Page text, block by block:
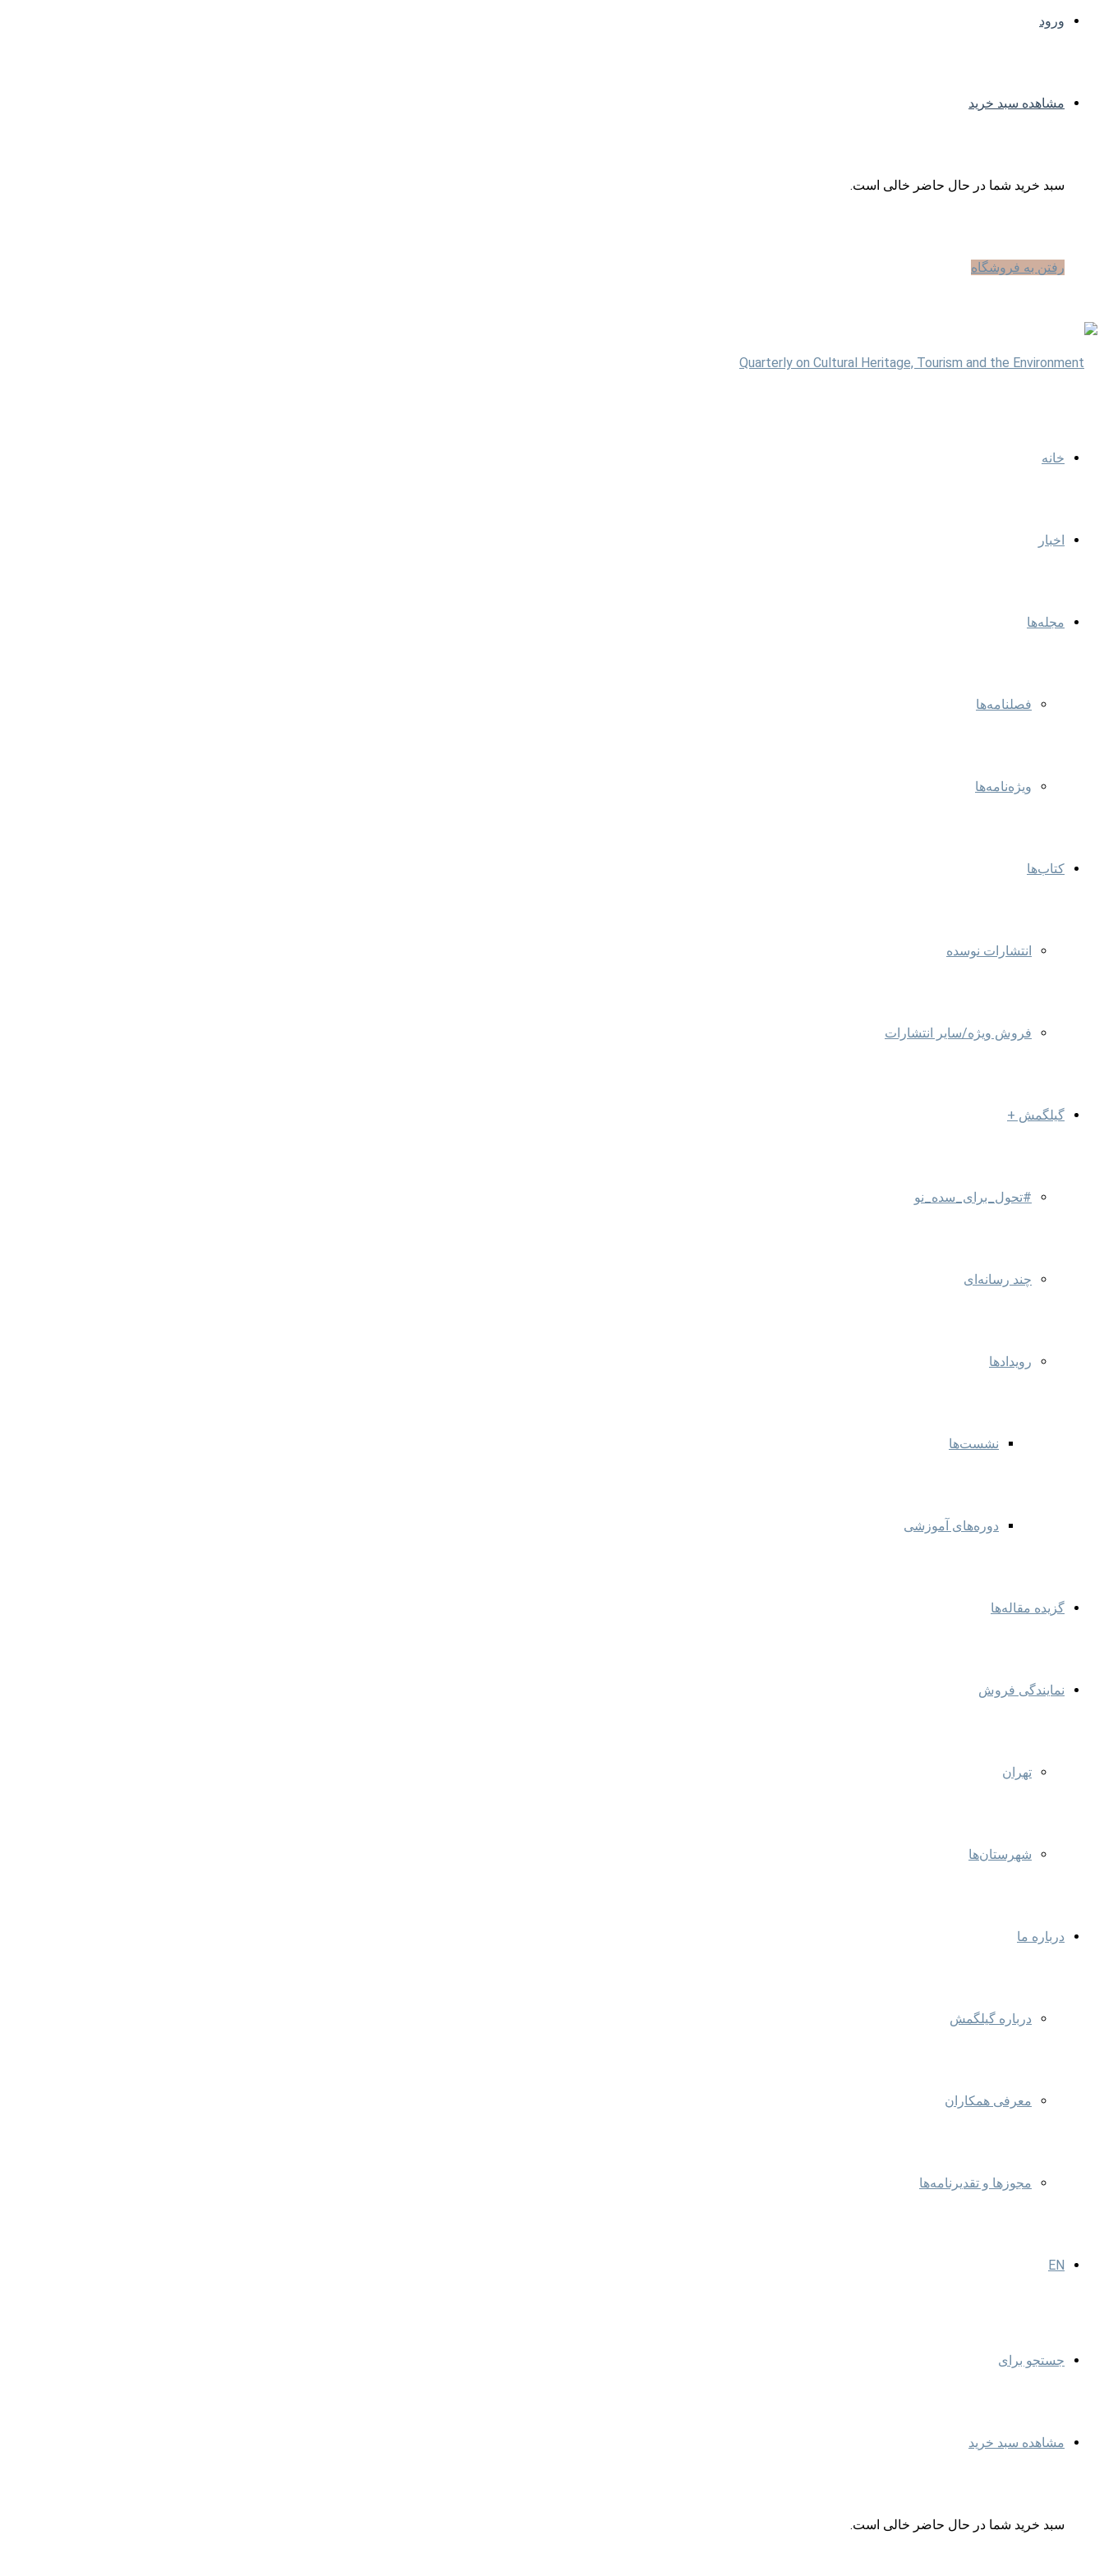
ورود
مشاهده سبد خرید
سبد خرید شما در حال حاضر خالی است.
رفتن به فروشگاه
خانه
اخبار
مجله‌ها
فصلنامه‌ها
ویژه‌نامه‌ها
کتاب‌ها
انتشارات نوسده
فروش ویژه/سایر انتشارات
گیلگمش +
#تحول_برای_سده_نو
چند رسانه‌ای
رویدادها
نشست‌ها
دوره‌های آموزشی
گزیده مقاله‌ها
نمایندگی‌ فروش
تهران
شهرستان‌ها
درباره ما
درباره گیلگمش
معرفی همکاران
مجوزها و تقدیرنامه‌ها
EN
جستجو برای
مشاهده سبد خرید
سبد خرید شما در حال حاضر خالی است.